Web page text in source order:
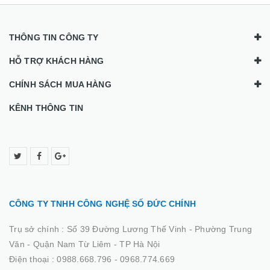
THÔNG TIN CÔNG TY
HỖ TRỢ KHÁCH HÀNG
CHÍNH SÁCH MUA HÀNG
KÊNH THÔNG TIN
CÔNG TY TNHH CÔNG NGHỆ SỐ ĐỨC CHÍNH
Trụ sở chính : Số 39 Đường Lương Thế Vinh - Phường Trung
Văn - Quận Nam Từ Liêm - TP Hà Nội
Điện thoại :0988.668.796 - 0968.774.669